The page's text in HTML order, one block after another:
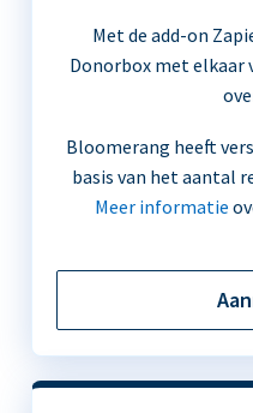
Met de add-on
Donorbox met elkaar
Bloomerang heeft
basis van het aantal
Meer informatie